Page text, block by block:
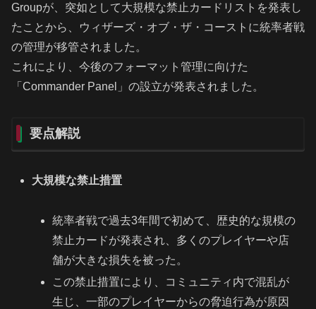
Groupが、突如として大規模な禁止カードリストを発表し
たことから、ウィザーズ・オブ・ザ・コーストに統率者戦
の管理が移管されました。
これにより、今後のフォーマット管理に向けた
「Commander Panel」の設立が発表されました。
要点解説
大規模な禁止措置
統率者戦で過去3年間で初めて、歴史的な規模の
禁止カードが発表され、多くのプレイヤーや店
舗が大きな損失を被った。
この禁止措置により、コミュニティ内で混乱が
生じ、一部のプレイヤーからの脅迫行為が原因